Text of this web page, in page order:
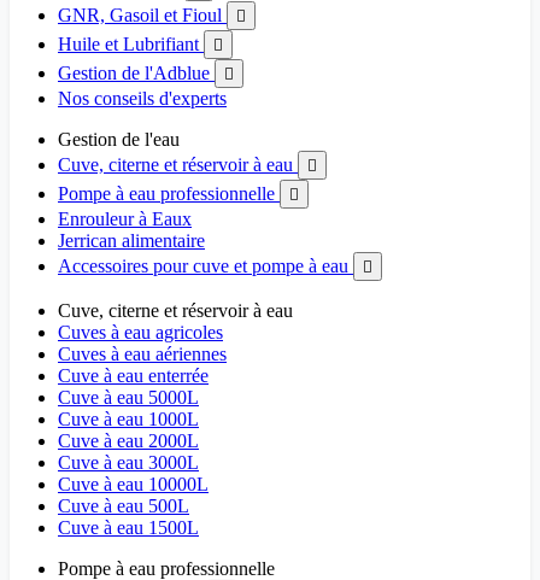
GNR, Gasoil et Fioul 
Huile et Lubrifiant 
Gestion de l'Adblue 
Nos conseils d'experts
Gestion de l'eau
Cuve, citerne et réservoir à eau

Pompe à eau professionnelle 
Enrouleur à Eaux
Jerrican alimentaire
Accessoires pour cuve et pompe à eau

Cuve, citerne et réservoir à eau
Cuves à eau agricoles
Cuves à eau aériennes
Cuve à eau enterrée
Cuve à eau 5000L
Cuve à eau 1000L
Cuve à eau 2000L
Cuve à eau 3000L
Cuve à eau 10000L
Cuve à eau 500L
Cuve à eau 1500L
Pompe à eau professionnelle